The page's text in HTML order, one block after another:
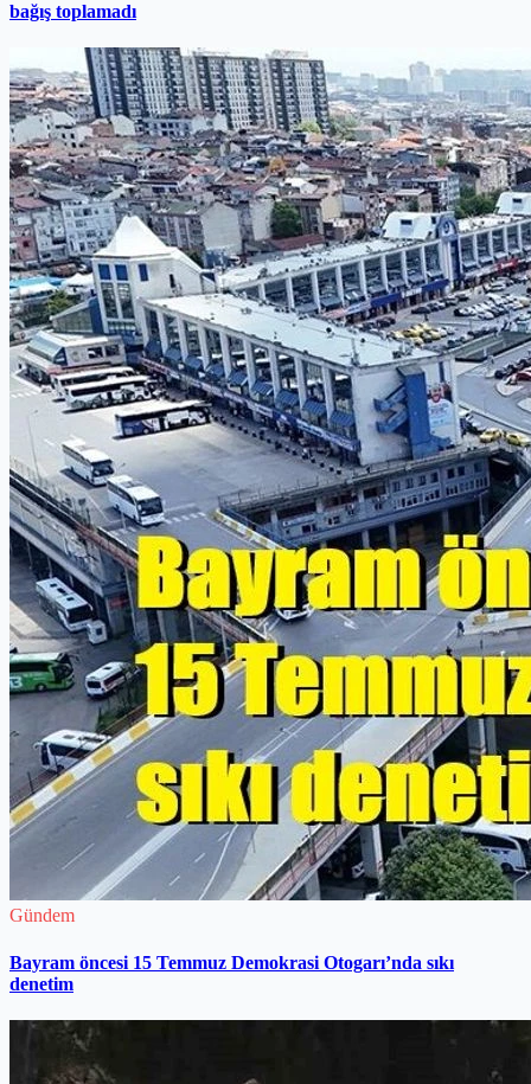
bağış toplamadı
Gündem
Bayram öncesi 15 Temmuz Demokrasi Otogarı’nda sıkı
denetim